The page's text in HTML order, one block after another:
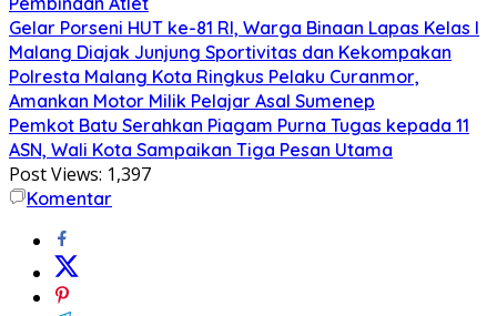
Gelar Porseni HUT ke-81 RI, Warga Binaan Lapas Kelas I
Malang Diajak Junjung Sportivitas dan Kekompakan
Polresta Malang Kota Ringkus Pelaku Curanmor,
Amankan Motor Milik Pelajar Asal Sumenep
Pemkot Batu Serahkan Piagam Purna Tugas kepada 11
ASN, Wali Kota Sampaikan Tiga Pesan Utama
Post Views: 1,397
Komentar